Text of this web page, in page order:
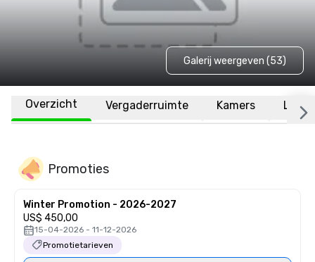
Galerij weergeven (53)
Overzicht Vergaderruimte Kamers
Promoties
Winter Promotion - 2026-2027
US$ 450,00
15-04-2026 - 11-12-2026
Promotietarieven